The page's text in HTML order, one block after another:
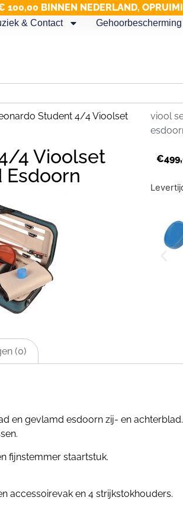
100,00 BINNEN NEDERLAND,
& Contact Gehoorbescherming
Student 4/4 Vioolset
4 Vioolset
Esdoorn
viool
€
(0)
en gevlamd esdoorn zij- en
fijnstemmer staartstuk.
accessoirevak en 4 strijkstokhouders.